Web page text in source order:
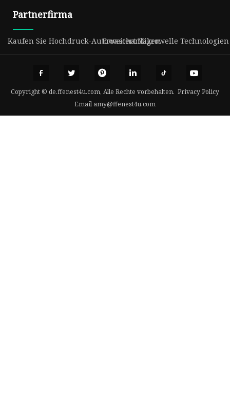
Partnerfirma
Kaufen Sie Hochdruck-AutowaschanlagenErweitert Mikrowelle Technologien
Copyright © de.ffenest4u.com, Alle Rechte vorbehalten. Privacy Policy
Email amy@ffenest4u.com